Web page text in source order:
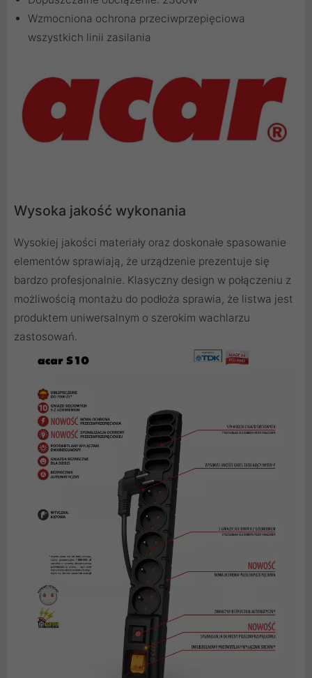
Wzmocniona ochrona przeciwprzepięciowa
wszystkich linii zasilania
Wysoka jakość wykonania
Wysokiej jakości materiały oraz doskonałe spasowanie
elementów sprawiają, że urządzenie prezentuje się
bardzo profesjonalnie. Klasyczny design w połączeniu z
możliwością montażu do podłoża sprawia, że listwa jest
produktem uniwersalnym o szerokim wachlarzu
zastosowań.